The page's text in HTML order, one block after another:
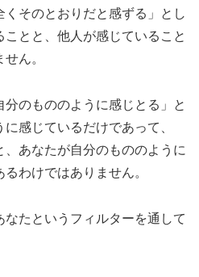
くそのとおりだと感ずる」とし
とと、他人が感じていること
ん。
分のもののように感じとる」と
感じているだけであって、
、あなたが自分のもののように
わけではありません。
たというフィルターを通して